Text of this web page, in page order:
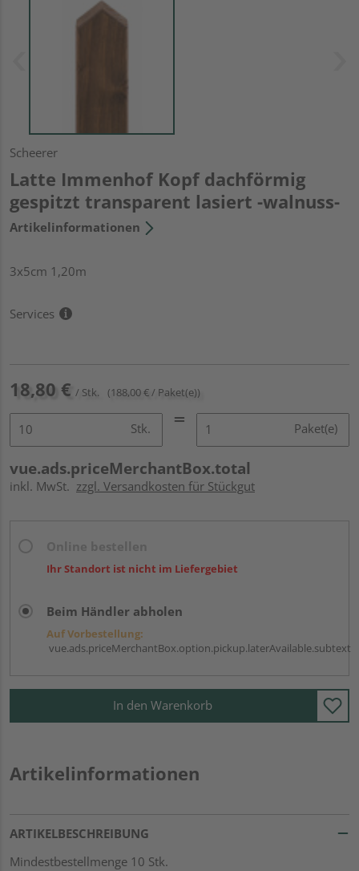
Scheerer
Latte Immenhof Kopf dachförmig
gespitzt transparent lasiert -walnuss-
Artikelinformationen
3x5cm 1,20m
Services
18,80 € / Stk. (188,00 € / Paket(e))
Stk. Paket(e)
vue.ads.priceMerchantBox.total
inkl. MwSt. zzgl. Versandkosten für Stückgut
Ihr Standort ist nicht im Liefergebiet
Beim Händler abholen
Auf Vorbestellung:
vue.ads.priceMerchantBox.option.pickup.laterAvailable.subtext
In den Warenkorb
Artikelinformationen
ARTIKELBESCHREIBUNG
Mindestbestellmenge 10 Stk.